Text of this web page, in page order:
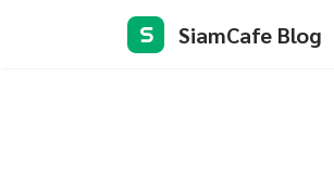
S SiamCafe Blog